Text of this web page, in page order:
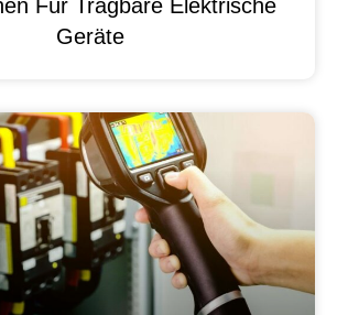
Für Tragbare Elektrische
Geräte